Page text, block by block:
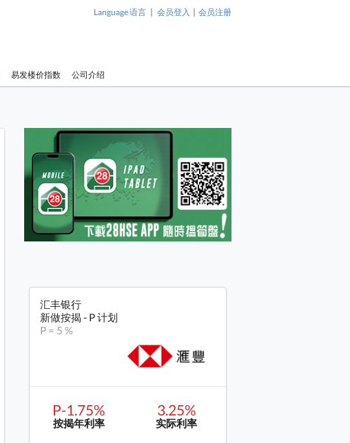
Language 语言 | 会员登入 | 会员注册
易发楼价指数 公司介绍
汇丰银行
新做按揭 - P 计划
P = 5 %
P-1.75%
按揭年利率
3.25%
实际利率